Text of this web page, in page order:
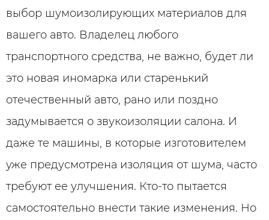
выбор шумоизолирующих материалов для
вашего авто. Владелец любого
транспортного средства, не важно, будет ли
это новая иномарка или старенький
отечественный авто, рано или поздно
задумывается о звукоизоляции салона. И
даже те машины, в которые изготовителем
уже предусмотрена изоляция от шума, часто
требуют ее улучшения. Кто-то пытается
самостоятельно внести такие изменения. Но